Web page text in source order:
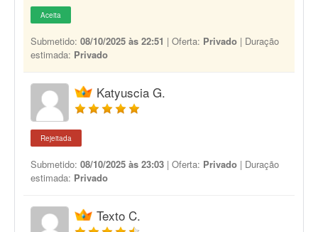
Aceita
Submetido: 08/10/2025 às 22:51 | Oferta: Privado | Duração
estimada: Privado
Katyuscia G.
Rejeitada
Submetido: 08/10/2025 às 23:03 | Oferta: Privado | Duração
estimada: Privado
Texto C.